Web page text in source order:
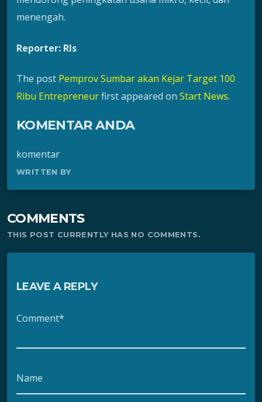
menengah.
Reporter: Rls
The post Pemprov Sumbar akan Kejar Target 100
Ribu Entrepreneurfirst appeared on Start News.
KOMENTAR ANDA
komentar
WRITTEN BY
COMMENTS
THIS POST CURRENTLY HAS NO COMMENTS.
LEAVE A REPLY
Comment*
Name